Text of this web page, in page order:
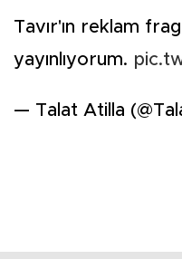
Tavır'ın reklam
yayınlıyorum.
— Talat Atilla